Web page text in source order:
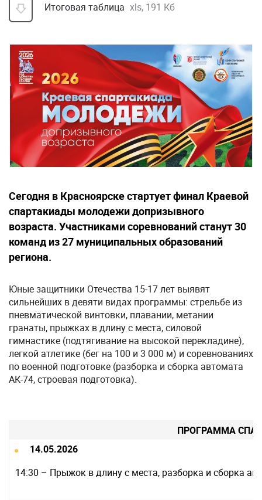
Итоговая таблица xls, 191 Кб
Сегодня в Красноярске стартует финал Краевой
спартакиады молодежи допризывного
возраста. Участниками соревнований станут 30
команд из 27 муниципальных образований
региона.
Юные защитники Отечества 15-17 лет выявят
сильнейших в девяти видах программы: стрельбе из
пневматической винтовки, плавании, метании
гранаты, прыжках в длину с места, силовой
гимнастике (подтягивание на высокой перекладине),
легкой атлетике (бег на 100 и 3 000 м) и соревнованиях
по военной подготовке (разборка и сборка автомата
АК-74, строевая подготовка).
ПРОГРАММА
14.05.2026
14:30 – Прыжок в длину с места, разборка и сборка